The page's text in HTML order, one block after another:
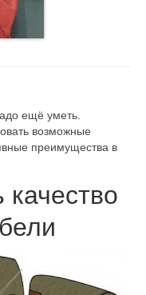
ещё уметь.
возможные
преимущества в
качество